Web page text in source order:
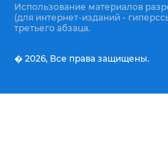
Использование материалов
(для интернет-изданий -
третьего абзаца.
� 2026, Все права защищены.